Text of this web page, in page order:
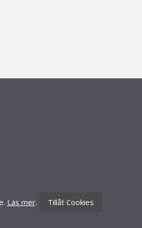
Läs mer. Tillåt Cookies